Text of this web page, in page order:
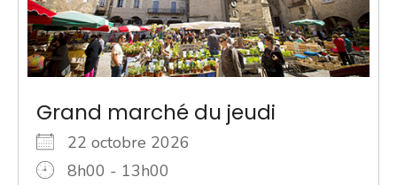
Grand marché du jeudi
22 octobre 2026
8h00 - 13h00